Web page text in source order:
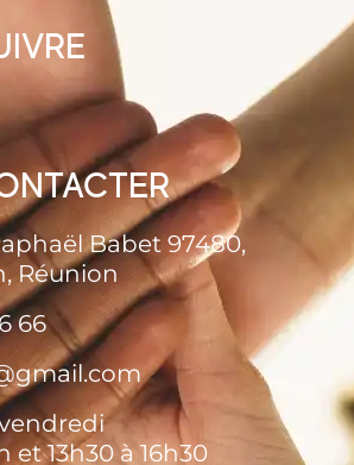
Babet 97480,
Réunion
66
et 13h30 à 16h30